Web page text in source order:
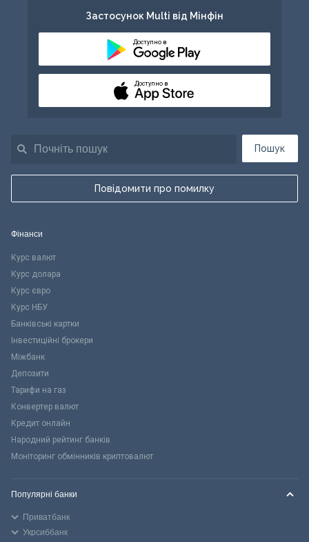
Пошук
Повідомити про помилку
Застосунок Multi від Мінфін
Доступно в
Доступно в
Фінанси
Курс валют
Курс долара
Курс євро
Курс НБУ
Банківські картки
Інвестиційні брокери
Міжбанк
Депозити
Тарифи на газ
Конвертер валют
Кредит онлайн
Народний рейтинг банків
Моніторинг обмінників криптовалют
Популярні банки
Приватбанк
Укрсиббанк